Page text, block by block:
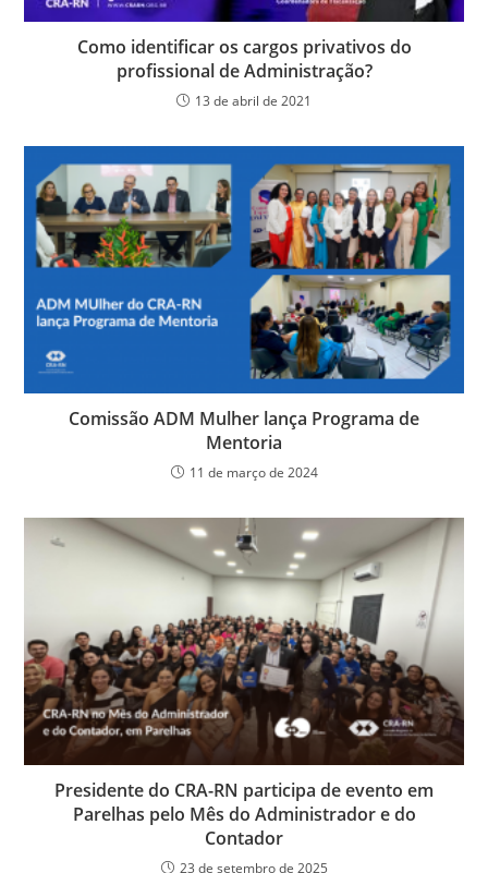
Como identificar os cargos privativos do
profissional de Administração?
13 de abril de 2021
Comissão ADM Mulher lança Programa de
Mentoria
11 de março de 2024
Presidente do CRA-RN participa de evento em
Parelhas pelo Mês do Administrador e do
Contador
23 de setembro de 2025